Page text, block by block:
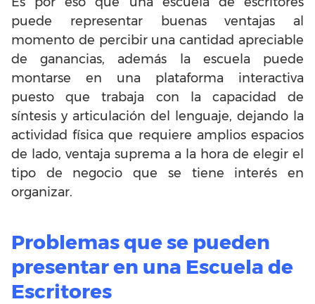
puede representar buenas ventajas al
momento de percibir una cantidad apreciable
de ganancias, además la escuela puede
montarse en una plataforma interactiva
puesto que trabaja con la capacidad de
síntesis y articulación del lenguaje, dejando la
actividad física que requiere amplios espacios
de lado, ventaja suprema a la hora de elegir el
tipo de negocio que se tiene interés en
organizar.
Problemas que se pueden
presentar en una Escuela de
Escritores